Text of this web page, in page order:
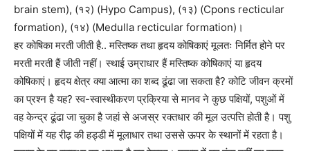
brain stem), (१२) (Hypo Campus), (१३) (Cpons recticular
formation), (१४) (Medulla recticular formation)।
हर कोषिका मरती जीती है.. मस्तिष्क तथा हृदय कोषिकाएं मूलतः निर्मित होने पर
मरती मरती हैं जीती नहीं। स्थाई उम्राधार हैं मस्तिष्क कोषिकाएं या हृदय
कोषिकाएं। हृदय क्षेत्र क्या आत्मा का शब्द ढूंढा जा सकता है? कोटि जीवन क्रमों
का प्रश्न है यह? स्व-स्वास्थीकरण प्रक्रिया से मानव ने कुछ पक्षियों, पशुओं में
वह केन्द्र ढूंढा जा चुका है जहां से अजस्र रक्तधार की मूल उत्पत्ति होती है। पशु
पक्षियों में यह रीढ़ की हड्डी में मूलाधार तथा उससे ऊपर के स्थानों में रहता है।